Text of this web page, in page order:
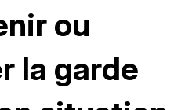
ou
la garde